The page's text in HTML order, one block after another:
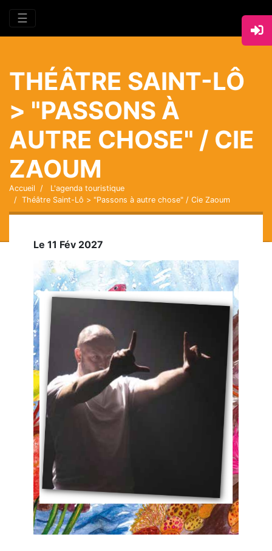
☰
THÉÂTRE SAINT-LÔ
> "PASSONS À
AUTRE CHOSE" / CIE
ZAOUM
Accueil
L'agenda touristique
Théâtre Saint-Lô > "Passons à autre chose" / Cie Zaoum
Le 11 Fév 2027